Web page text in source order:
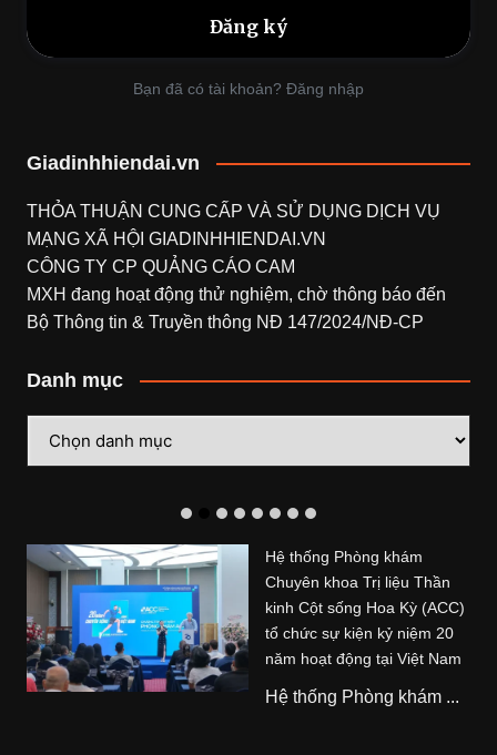
Bạn đã có tài khoản? Đăng nhập
Giadinhhiendai.vn
THỎA THUẬN CUNG CẤP VÀ SỬ DỤNG DỊCH VỤ
MẠNG XÃ HỘI GIADINHHIENDAI.VN
CÔNG TY CP QUẢNG CÁO CAM
MXH đang hoạt động thử nghiệm, chờ thông báo đến
Bộ Thông tin & Truyền thông NĐ 147/2024/NĐ-CP
Danh mục
mục
Hệ thống Phòng khám
Chuyên khoa Trị liệu Thần
kinh Cột sống Hoa Kỳ (ACC)
tổ chức sự kiện kỷ niệm 20
năm hoạt động tại Việt Nam
Hệ thống Phòng khám ...